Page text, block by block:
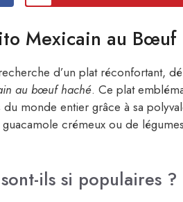
Mexicain au Bœuf
d’un plat réconfortant,
au bœuf haché. Ce plat
monde entier grâce à sa
crémeux ou de
ils si populaires ?